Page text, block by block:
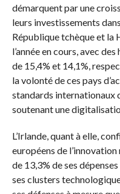
démarquent par une
leurs investissements
République tchèque et la
l’année en cours, avec
de 15,4% et 14,1%,
la volonté de ces pays
standards internationaux
soutenant une
L’Irlande, quant à elle,
européens de
de 13,3% de ses
ses clusters